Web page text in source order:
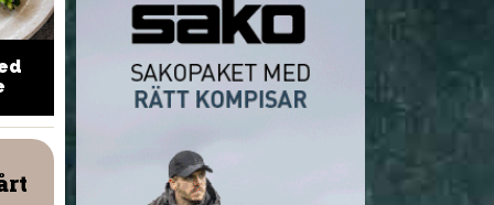
2 x kryddsmör Vild indisk